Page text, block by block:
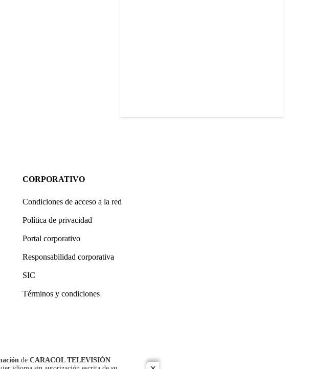
CORPORATIVO
Condiciones de acceso a la red
Política de privacidad
Portal corporativo
Responsabilidad corporativa
SIC
Términos y condiciones
de CARACOL TELEVISIÓN